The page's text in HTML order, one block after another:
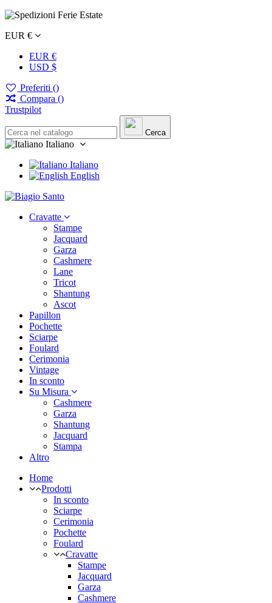
EUR €
EUR €
USD $
Preferiti ()
Compara ()
Trustpilot
Cerca
Italiano
Italiano
English
Cravatte
Stampe
Jacquard
Garza
Cashmere
Lane
Tricot
Shantung
Ascot
Papillon
Pochette
Sciarpe
Foulard
Cerimonia
Vintage
In sconto
Su Misura
Cashmere
Garza
Shantung
Jacquard
Stampa
Altro
Home
Prodotti
In sconto
Sciarpe
Cerimonia
Pochette
Foulard
Cravatte
Stampe
Jacquard
Garza
Cashmere